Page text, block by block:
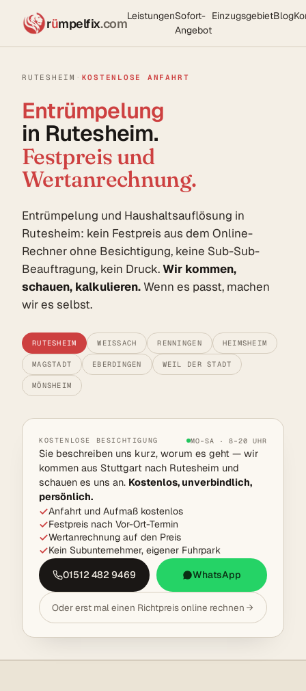
rümpelfix.comLeistungenSofort-
Angebot
EinzugsgebietBlog
RUTESHEIM · KOSTENLOSE ANFAHRT
Entrümpelung
in Rutesheim.
Festpreis und
Wertanrechnung.
Entrümpelung und Haushaltsauflösung in
Rutesheim: kein Festpreis aus dem Online-
Rechner ohne Besichtigung, keine Sub-Sub-
Beauftragung, kein Druck.Wir kommen,
schauen, kalkulieren.Wenn es passt, machen
wir es selbst.
RUTESHEIM WEISSACH RENNINGEN HEIMSHEIM
MAGSTADT EBERDINGEN WEIL DER STADT
MÖNSHEIM
KOSTENLOSE BESICHTIGUNG MO–SA · 8–20 UHR
Sie beschreiben uns kurz, worum es geht — wir
kommen aus Stuttgart nach Rutesheim und
schauen es uns an. Kostenlos, unverbindlich,
persönlich.
Anfahrt und Aufmaß kostenlos
Festpreis nach Vor-Ort-Termin
Wertanrechnung auf den Preis
Kein Subunternehmer, eigener Fuhrpark
01512 482 9469
WhatsApp
Oder erst mal einen Richtpreis online rechnen